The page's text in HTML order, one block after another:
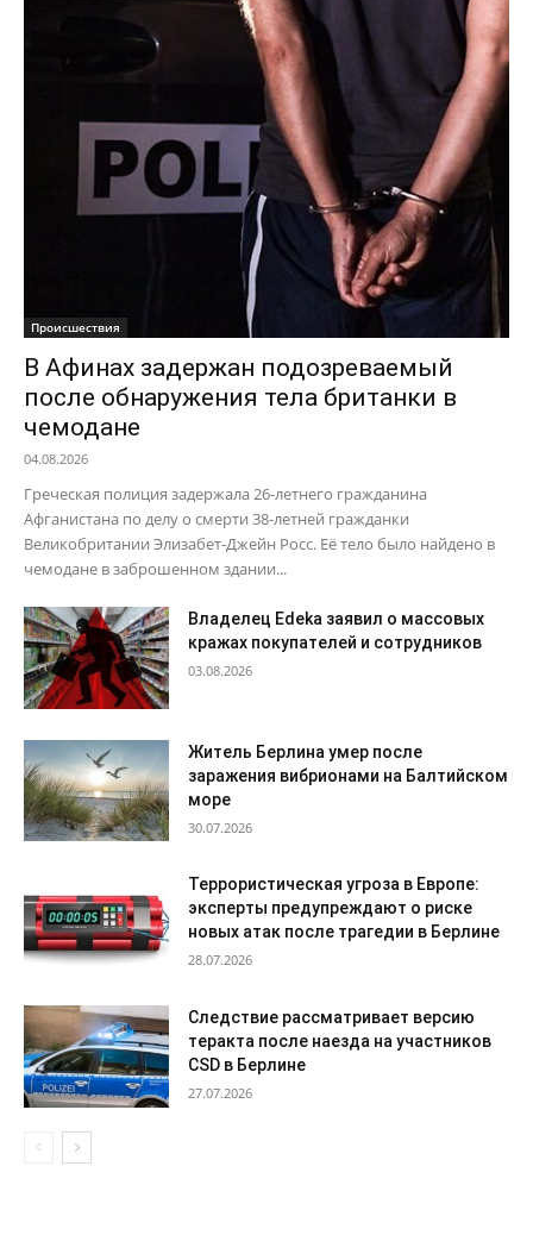
Происшествия
В Афинах задержан подозреваемый
после обнаружения тела британки в
чемодане
04.08.2026
Греческая полиция задержала 26-летнего гражданина
Афганистана по делу о смерти 38-летней гражданки
Великобритании Элизабет-Джейн Росс. Её тело было найдено в
чемодане в заброшенном здании...
Владелец Edeka заявил о массовых
кражах покупателей и сотрудников
03.08.2026
Житель Берлина умер после
заражения вибрионами на Балтийском
море
30.07.2026
Террористическая угроза в Европе:
эксперты предупреждают о риске
новых атак после трагедии в Берлине
28.07.2026
Следствие рассматривает версию
теракта после наезда на участников
CSD в Берлине
27.07.2026